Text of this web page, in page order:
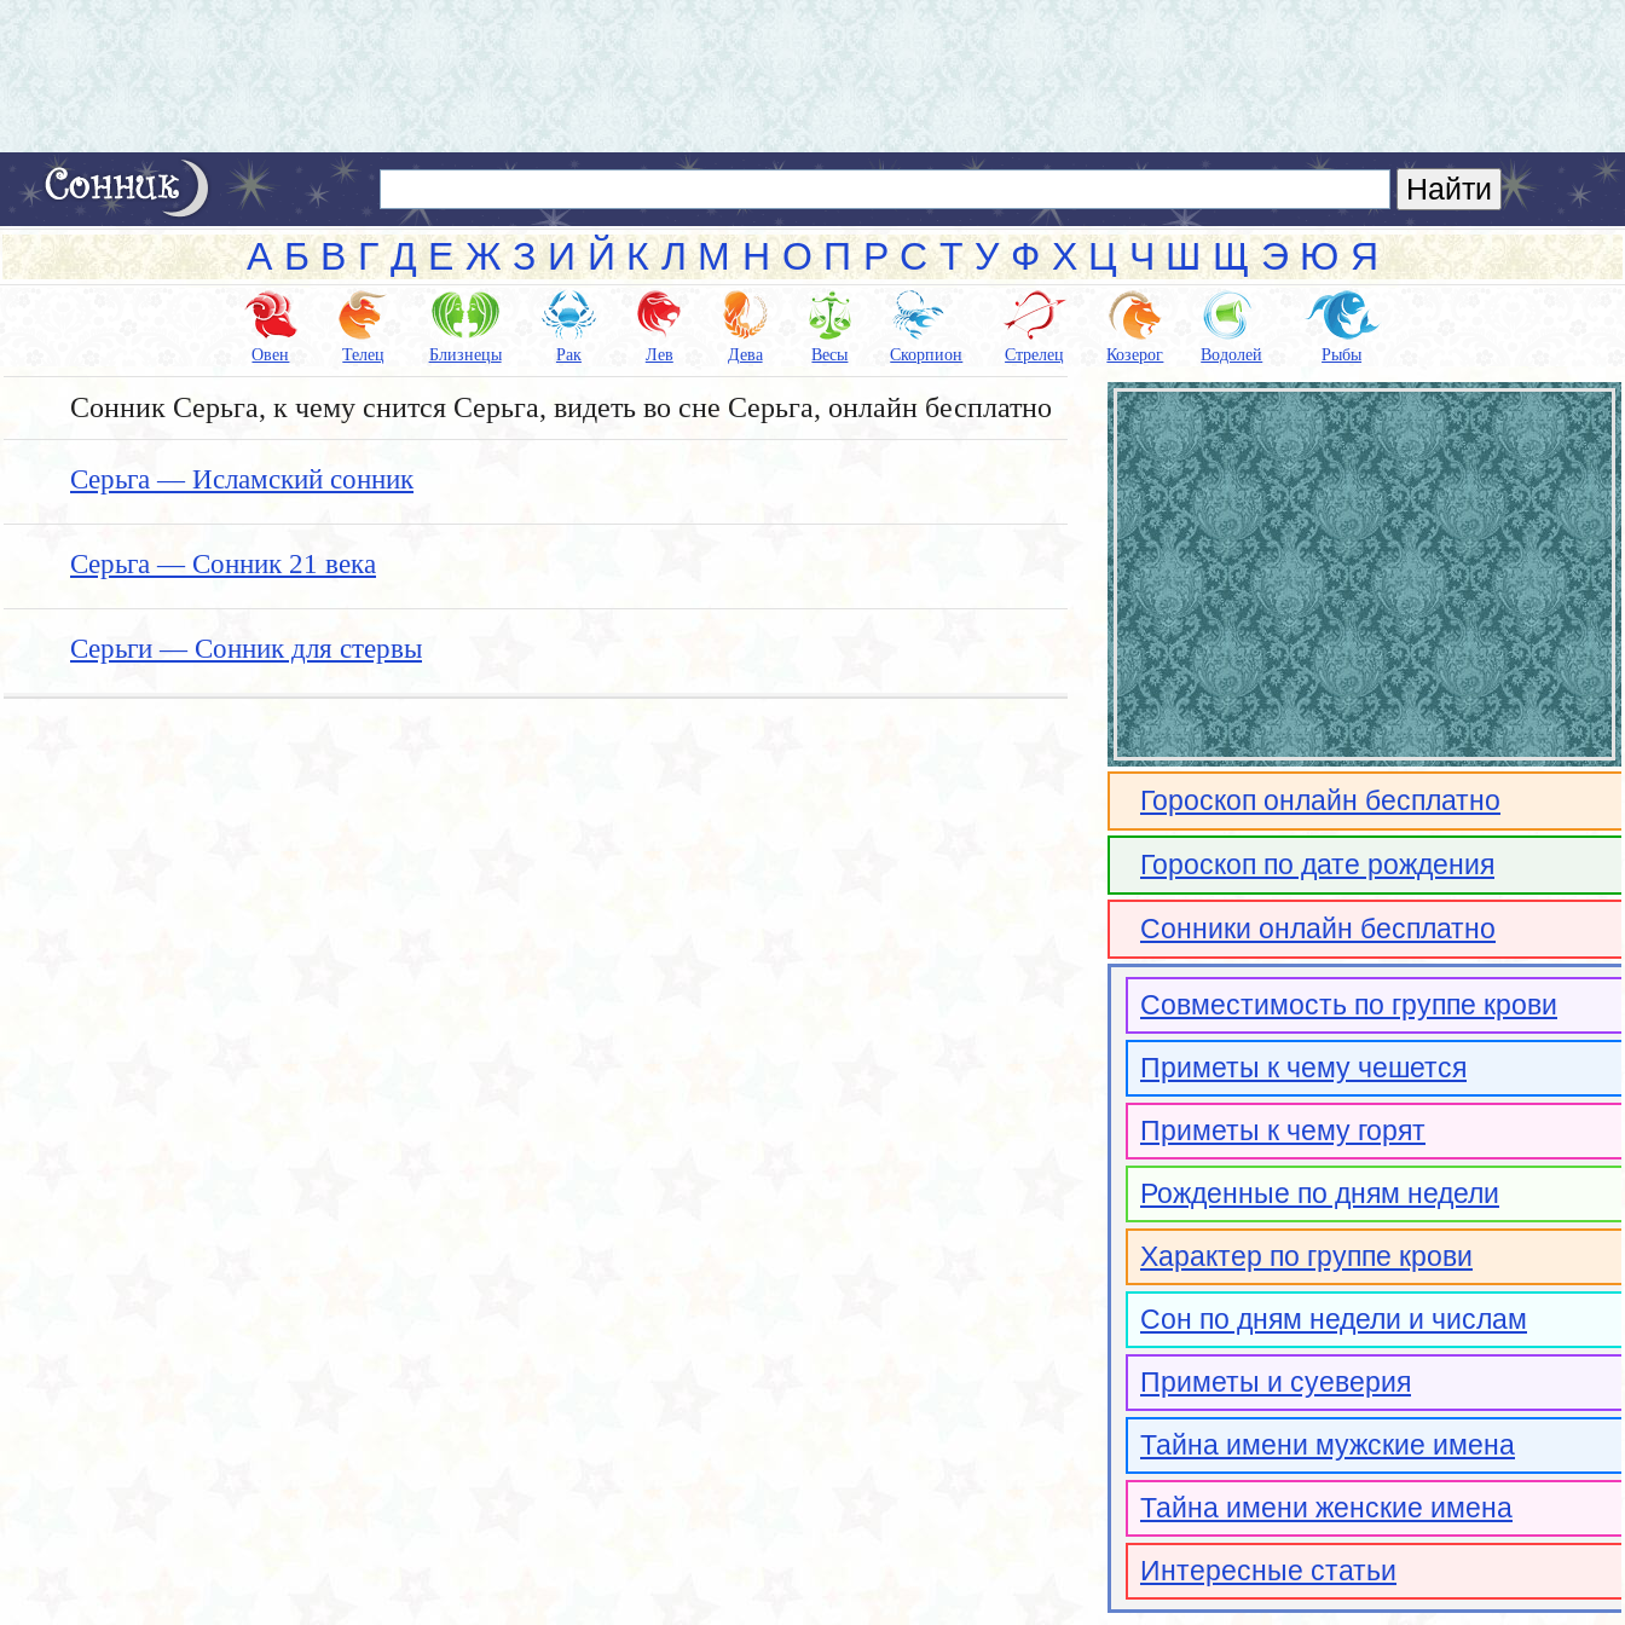
А Б В Г Д Е Ж З И Й К Л М Н О П Р С Т У Ф Х Ц Ч Ш Щ Э Ю Я
Овен Телец Близнецы Рак Лев Дева Весы Скорпион Стрелец Козерог Водолей Рыбы
Сонник Серьга, к чему снится Серьга, видеть во сне Серьга, онлайн бесплатно
Серьга — Исламский сонник
Серьга — Сонник 21 века
Серьги — Сонник для стервы
Гороскоп онлайн бесплатно
Гороскоп по дате рождения
Сонники онлайн бесплатно
Совместимость по группе крови
Приметы к чему чешется
Приметы к чему горят
Рожденные по дням недели
Характер по группе крови
Сон по дням недели и числам
Приметы и суеверия
Тайна имени мужские имена
Тайна имени женские имена
Интересные статьи